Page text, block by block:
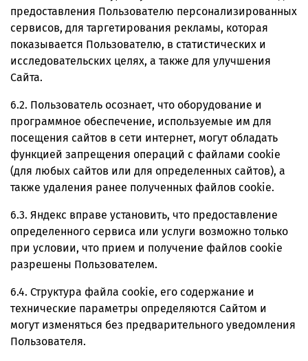
предоставления Пользователю персонализированных
сервисов, для таргетирования рекламы, которая
показывается Пользователю, в статистических и
исследовательских целях, а также для улучшения
Сайта.
6.2. Пользователь осознает, что оборудование и
программное обеспечение, используемые им для
посещения сайтов в сети интернет, могут обладать
функцией запрещения операций с файлами cookie
(для любых сайтов или для определенных сайтов), а
также удаления ранее полученных файлов cookie.
6.3. Яндекс вправе установить, что предоставление
определенного сервиса или услуги возможно только
при условии, что прием и получение файлов cookie
разрешены Пользователем.
6.4. Структура файла cookie, его содержание и
технические параметры определяются Сайтом и
могут изменяться без предварительного уведомления
Пользователя.